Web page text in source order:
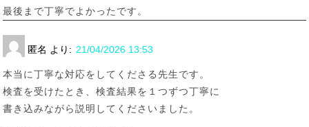
最後まで丁寧でよかったです。
匿名 より: 21/04/2026 13:53
本当に丁寧な対応をしてくださる先生です。
検査を受けたとき、検査結果を１つずつ丁寧に
書き込みながら説明してくださいました。